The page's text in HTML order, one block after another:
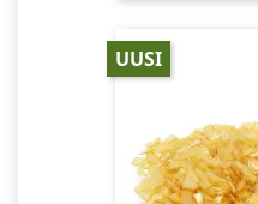
UUSI